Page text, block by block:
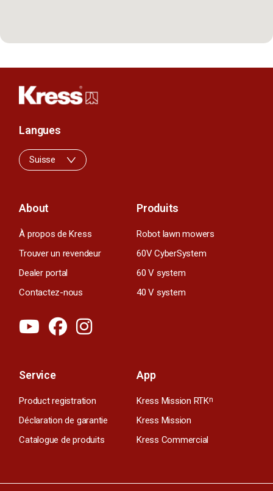
About
À propos de Kress
Trouver un revendeur
Dealer portal
Contactez-nous
Produits
Robot lawn mowers
60V CyberSystem
60 V system
40 V system
Service
Product registration
Déclaration de garantie
Catalogue de produits
App
Kress Mission RTKn
Kress Mission
Kress Commercial
Langues
Suisse